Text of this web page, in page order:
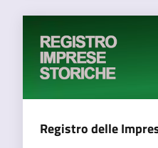
Registro delle